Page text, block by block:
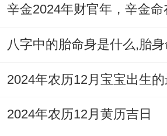
2024年农历12月黄历吉日